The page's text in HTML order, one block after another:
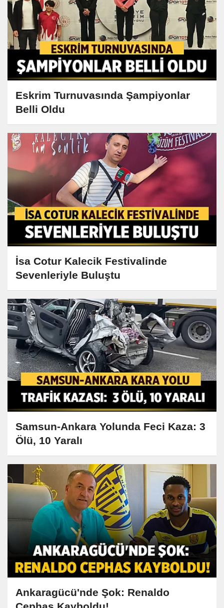
Eskrim Turnuvasında Şampiyonlar
Belli Oldu
İsa Cotur Kalecik Festivalinde
Sevenleriyle Buluştu
Samsun-Ankara Yolunda Feci Kaza: 3
Ölü, 10 Yaralı
Ankaragücü'nde Şok: Renaldo